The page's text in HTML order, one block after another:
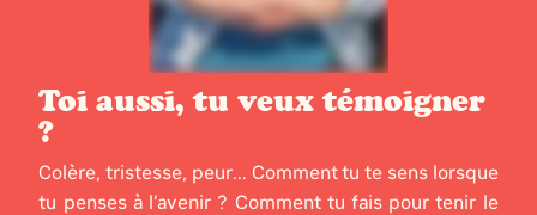
Toi aussi, tu veux témoigner
?
Colère, tristesse, peur... Comment tu te sens lorsque
tu penses à l’avenir ? Comment tu fais pour tenir le